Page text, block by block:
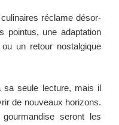
réclame désor­
poin­tus, une adap­ta­tion
un retour nos­tal­gique
sa seule lec­ture, mais il
de nou­veaux hori­zons.
seront les